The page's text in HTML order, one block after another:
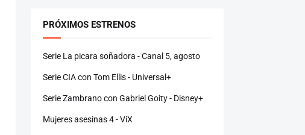
PRÓXIMOS ESTRENOS
Serie La picara soñadora - Canal 5, agosto
Serie CIA con Tom Ellis - Universal+
Serie Zambrano con Gabriel Goity - Disney+
Mujeres asesinas 4 - ViX